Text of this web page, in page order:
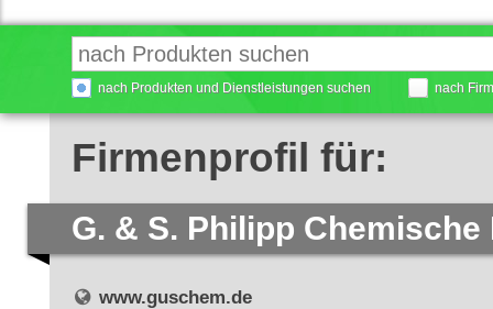
nach Produkten und Dienstleistungen suchen nach
Firmenprofil für:
G. & S. Philipp
www.guschem.de